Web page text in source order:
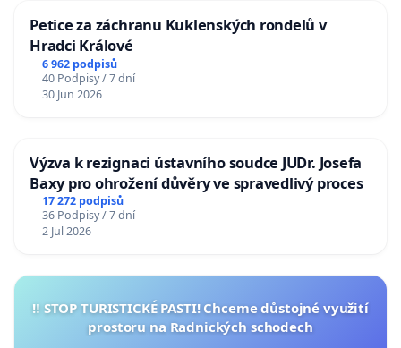
Petice za záchranu Kuklenských rondelů v
Hradci Králové
6 962 podpisů
40 Podpisy / 7 dní
30 Jun 2026
Výzva k rezignaci ústavního soudce JUDr. Josefa
Baxy pro ohrožení důvěry ve spravedlivý proces
17 272 podpisů
36 Podpisy / 7 dní
2 Jul 2026
‼️ STOP TURISTICKÉ PASTI! Chceme důstojné využití
prostoru na Radnických schodech